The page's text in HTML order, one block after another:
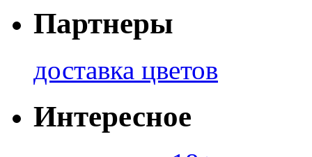
Партнеры
доставка цветов
Интересное